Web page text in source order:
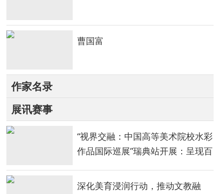
曹国富
作家名录
展讯赛事
“视界交融：中国高等美术院校水彩
作品国际巡展”瑞典站开展：呈现百
深化美育浸润行动，推动文教融